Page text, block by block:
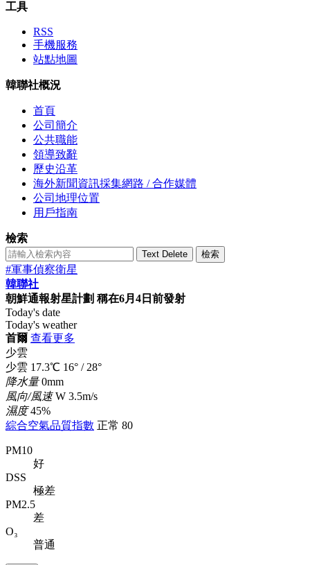
工具
RSS
手機服務
站點地圖
韓聯社概況
首頁
公司簡介
公共職能
領導致辭
歷史沿革
海外新聞資訊採集網路 / 合作媒體
公司地理位置
用戶指南
檢索
Text Delete 檢索
#軍事偵察衛星
韓聯社
朝鮮通報射星計劃 稱在6月4日前發射
Today's date
Today's weather
首爾 查看更多
少雲
少雲 17.3℃ 16° / 28°
降水量0mm
風向/風速W 3.5m/s
濕度45%
綜合空氣品質指數 正常 80
PM10
好
DSS
極差
PM2.5
差
O₃
普通